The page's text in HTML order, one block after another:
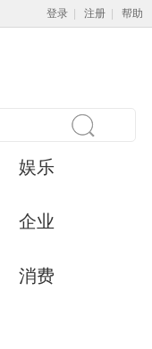
登录 注册 帮助
娱乐
企业
消费